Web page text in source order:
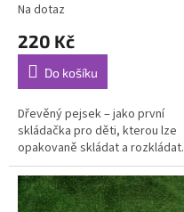
Na dotaz
220 Kč
Do košíku
Dřevěný pejsek – jako první
skládačka pro děti, kterou lze
opakovaně skládat a rozkládat.